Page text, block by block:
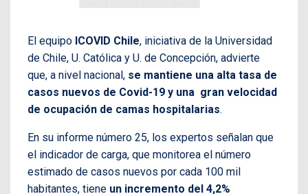
El equipo ICOVID Chile, iniciativa de la Universidad
de Chile, U. Católica y U. de Concepción, advierte
que, a nivel nacional, se mantiene una alta tasa de
casos nuevos de Covid-19 y una gran velocidad
de ocupación de camas hospitalarias.
En su informe número 25, los expertos señalan que
el indicador de carga, que monitorea el número
estimado de casos nuevos por cada 100 mil
habitantes, tiene un incremento del 4,2%